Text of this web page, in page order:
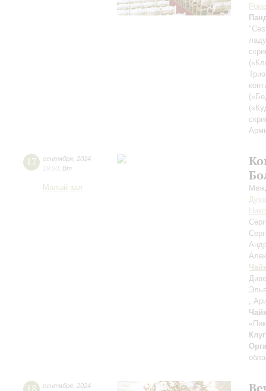
17 сентября 2024
19:00 Вт
Малый зал
,
сентября 2024